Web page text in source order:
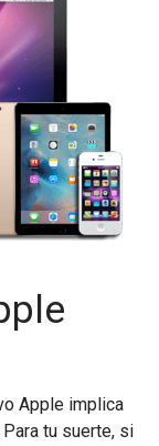
Apple implica
tu suerte, si